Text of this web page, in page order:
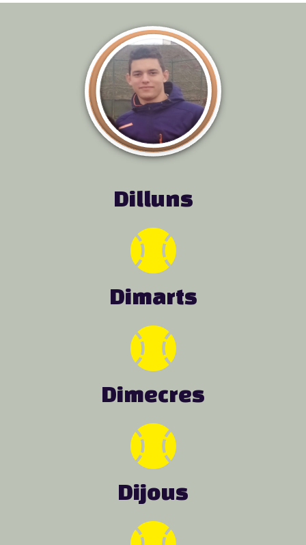
Dilluns
Dimarts
Dimecres
Dijous